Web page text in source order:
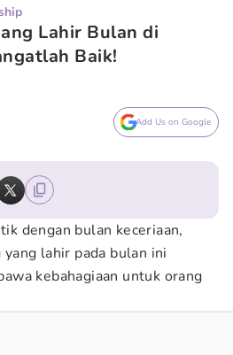
Lahir Bulan di
Baik!
Add Us on Google
dengan bulan keceriaan,
lahir pada bulan ini
kebahagiaan untuk orang